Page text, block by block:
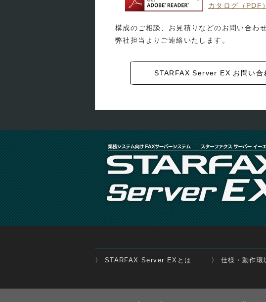
カタログ（PDF
構成のご相談、お見積りなどのお問い合わ
弊社担当よりご連絡いたします。
STARFAX Server EX お問い合
〉 STARFAX Server EXとは 〉 仕様・動作環